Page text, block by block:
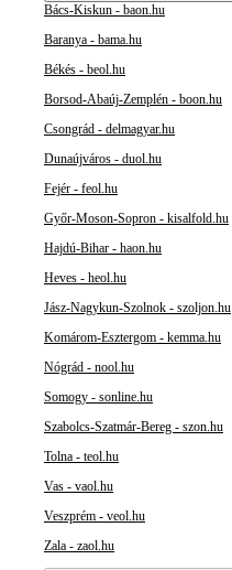
Bács-Kiskun - baon.hu
Baranya - bama.hu
Békés - beol.hu
Borsod-Abaúj-Zemplén - boon.hu
Csongrád - delmagyar.hu
Dunaújváros - duol.hu
Fejér - feol.hu
Győr-Moson-Sopron - kisalfold.hu
Hajdú-Bihar - haon.hu
Heves - heol.hu
Jász-Nagykun-Szolnok - szoljon.hu
Komárom-Esztergom - kemma.hu
Nógrád - nool.hu
Somogy - sonline.hu
Szabolcs-Szatmár-Bereg - szon.hu
Tolna - teol.hu
Vas - vaol.hu
Veszprém - veol.hu
Zala - zaol.hu